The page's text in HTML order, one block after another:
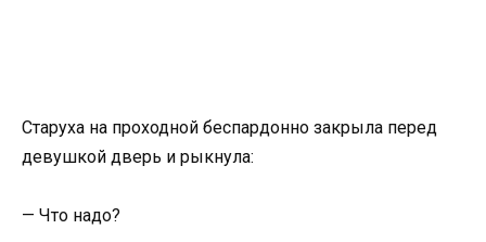
Старуха на проходной беспардонно закрыла перед
девушкой дверь и рыкнула:
— Что надо?